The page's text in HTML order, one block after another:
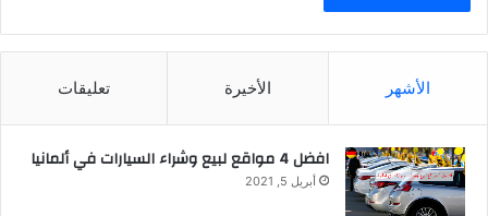
الأشهر الأخيرة تعليقات
افضل 4 مواقع لبيع وشراء السيارات في ألمانيا
أبريل 5, 2021